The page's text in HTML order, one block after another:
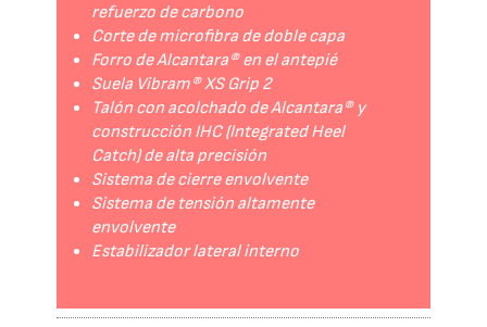
refuerzo de carbono
Corte de microfibra de doble capa
Forro de Alcantara® en el antepié
Suela Vibram® XS Grip 2
Talón con acolchado de Alcantara® y
construcción IHC (Integrated Heel
Catch) de alta precisión
Sistema de cierre envolvente
Sistema de tensión altamente
envolvente
Estabilizador lateral interno